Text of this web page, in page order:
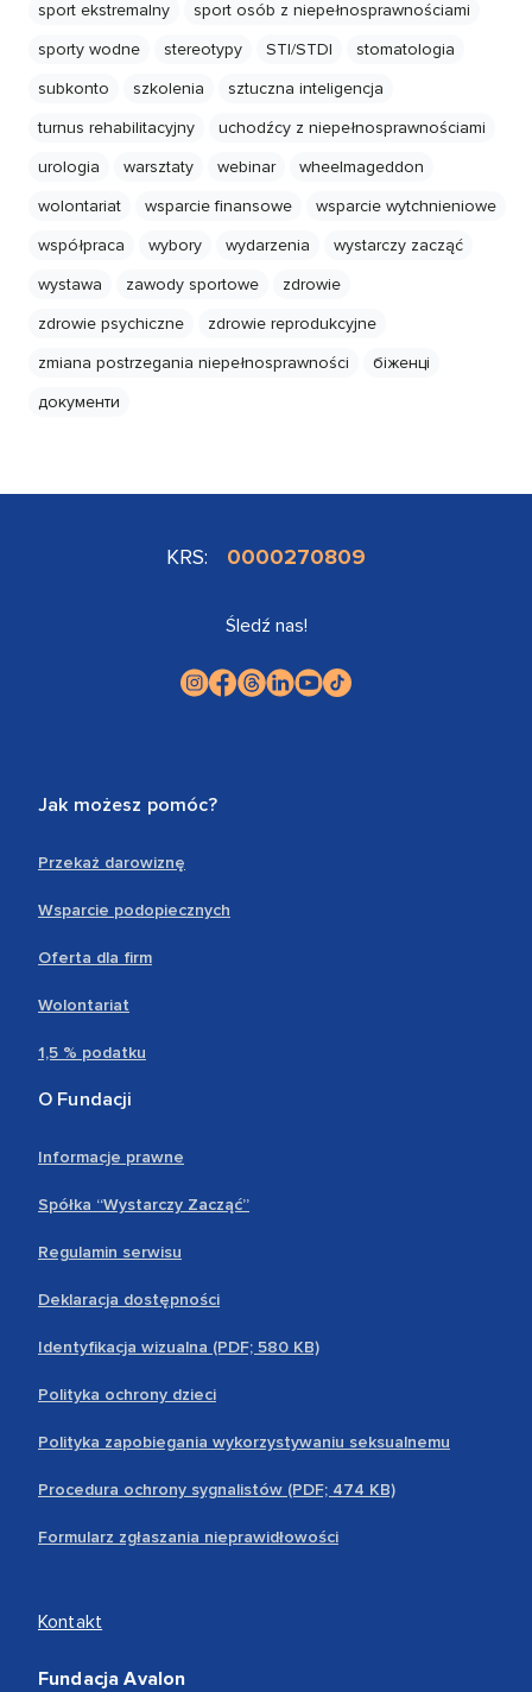
sport ekstremalny
sport osób z niepełnosprawnościami
sporty wodne
stereotypy STI/STDI
stomatologia
subkonto
szkolenia
sztuczna inteligencja
turnus rehabilitacyjny
uchodźcy z niepełnosprawnościami
urologia
warsztaty webinar
wheelmageddon
wolontariat
wsparcie finansowe
wsparcie wytchnieniowe
współpraca
wybory wydarzenia
wystarczy zacząć
wystawa
zawody sportowe
zdrowie
zdrowie psychiczne
zdrowie reprodukcyjne
zmiana postrzegania niepełnosprawności
біженці
документи
KRS: 0000270809
Śledź nas!
Jak możesz pomóc?
Przekaż darowiznę
Wsparcie podopiecznych
Oferta dla firm
Wolontariat
1,5 % podatku
O Fundacji
Informacje prawne
Spółka “Wystarczy Zacząć”
Regulamin serwisu
Deklaracja dostępności
Identyfikacja wizualna (PDF; 580 KB)
Polityka ochrony dzieci
Polityka zapobiegania wykorzystywaniu seksualnemu
Procedura ochrony sygnalistów (PDF; 474 KB)
Formularz zgłaszania nieprawidłowości
Kontakt
Fundacja Avalon